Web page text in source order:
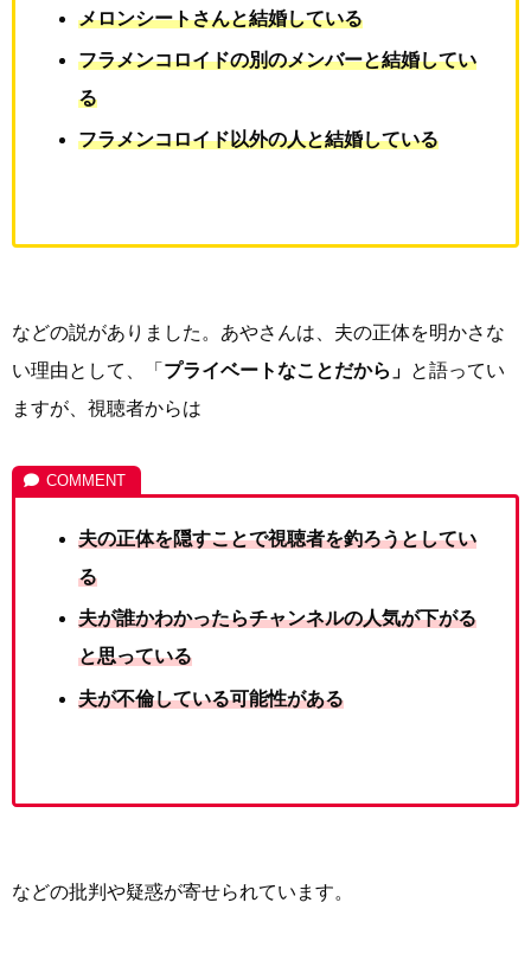
メロンシートさんと結婚している
フラメンコロイドの別のメンバーと結婚してい
る
フラメンコロイド以外の人と結婚している
などの説がありました。あやさんは、夫の正体を明かさな
い理由として、「 プライベートなことだから」 と語ってい
ますが、視聴者からは
夫の正体を隠すことで視聴者を釣ろうとしてい
る
夫が誰かわかったらチャンネルの人気が下がる
と思っている
夫が不倫している可能性がある
などの批判や疑惑が寄せられています。